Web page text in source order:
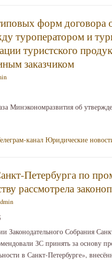
форм договора
туроператором и
туристского
заказчиком
Минэкономразвития об
канал Юридические
Петербурга по
рассмотрела
Законодательного Собрания
ЗС принять за основу
в Санкт-Петербурге»,